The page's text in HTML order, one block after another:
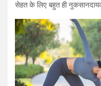
सेहत के लिए बहुत ही